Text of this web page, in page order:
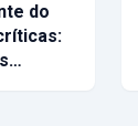
do